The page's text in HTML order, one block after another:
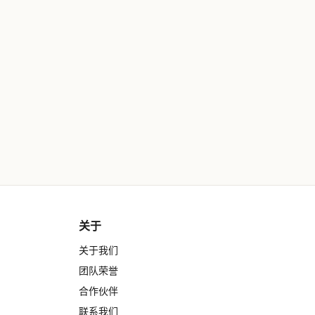
关于
关于我们
团队荣誉
合作伙伴
联系我们